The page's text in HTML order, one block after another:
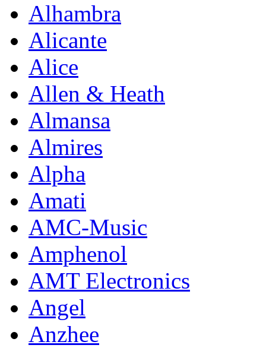
Alhambra
Alicante
Alice
Allen & Heath
Almansa
Almires
Alpha
Amati
AMC-Music
Amphenol
AMT Electronics
Angel
Anzhee